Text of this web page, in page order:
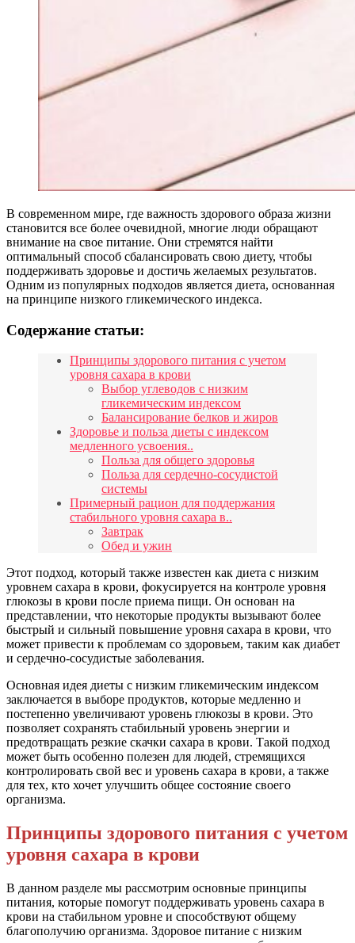
В современном мире, где важность здорового образа жизни
становится все более очевидной, многие люди обращают
внимание на свое питание. Они стремятся найти
оптимальный способ сбалансировать свою диету, чтобы
поддерживать здоровье и достичь желаемых результатов.
Одним из популярных подходов является диета, основанная
на принципе низкого гликемического индекса.
Содержание статьи:
Принципы здорового питания с учетом
уровня сахара в крови
Выбор углеводов с низким
гликемическим индексом
Балансирование белков и жиров
Здоровье и польза диеты с индексом
медленного усвоения..
Польза для общего здоровья
Польза для сердечно-сосудистой
системы
Примерный рацион для поддержания
стабильного уровня сахара в..
Завтрак
Обед и ужин
Этот подход, который также известен как диета с низким
уровнем сахара в крови, фокусируется на контроле уровня
глюкозы в крови после приема пищи. Он основан на
представлении, что некоторые продукты вызывают более
быстрый и сильный повышение уровня сахара в крови, что
может привести к проблемам со здоровьем, таким как диабет
и сердечно-сосудистые заболевания.
Основная идея диеты с низким гликемическим индексом
заключается в выборе продуктов, которые медленно и
постепенно увеличивают уровень глюкозы в крови. Это
позволяет сохранять стабильный уровень энергии и
предотвращать резкие скачки сахара в крови. Такой подход
может быть особенно полезен для людей, стремящихся
контролировать свой вес и уровень сахара в крови, а также
для тех, кто хочет улучшить общее состояние своего
организма.
Принципы здорового питания с учетом
уровня сахара в крови
В данном разделе мы рассмотрим основные принципы
питания, которые помогут поддерживать уровень сахара в
крови на стабильном уровне и способствуют общему
благополучию организма. Здоровое питание с низким